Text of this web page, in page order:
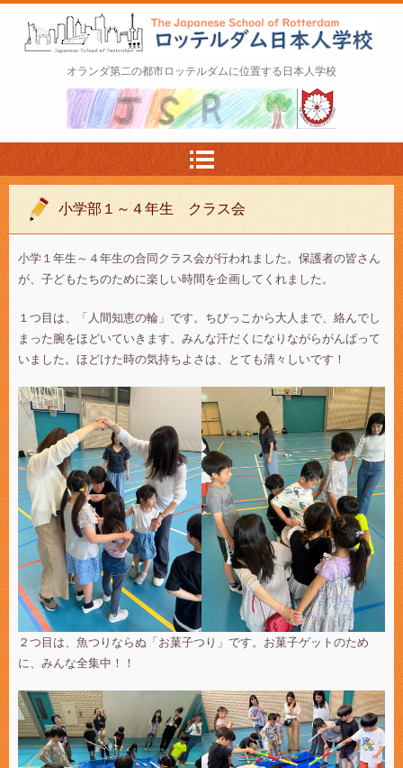
ロッテルダム日本人学校 The Japanese Schoo
l of Rotterdam
オランダ第二の都市ロッテルダムに位置する日本人学校
小学部１～４年生 クラス会
小学１年生～４年生の合同クラス会が行われました。保護者の皆さん
が、子どもたちのために楽しい時間を企画してくれました。
１つ目は、「人間知恵の輪」です。ちびっこから大人まで、絡んでし
まった腕をほどいていきます。みんな汗だくになりながらがんばって
いました。ほどけた時の気持ちよさは、とても清々しいです！
２つ目は、魚つりならぬ「お菓子つり」です。お菓子ゲットのため
に、みんな全集中！！